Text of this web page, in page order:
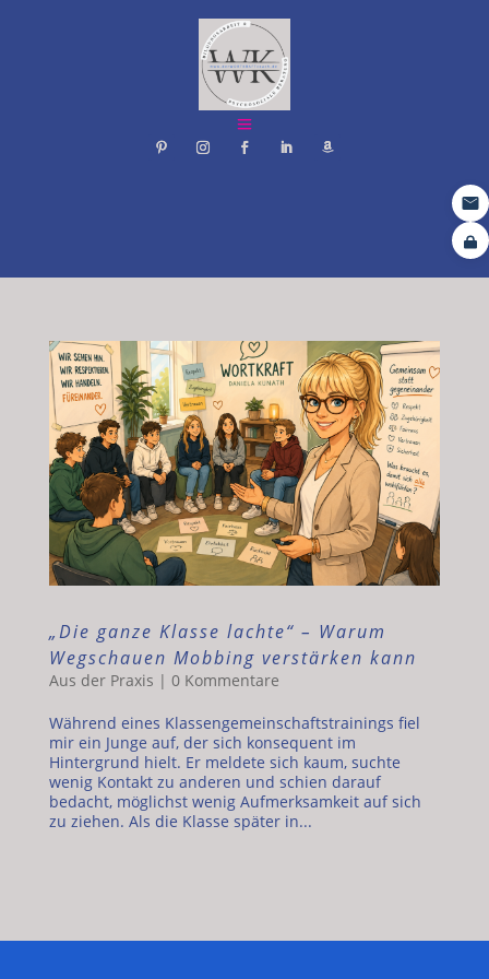
„Die ganze Klasse lachte“ – Warum
Wegschauen Mobbing verstärken kann
Aus der Praxis | 0 Kommentare
Während eines Klassengemeinschaftstrainings fiel
mir ein Junge auf, der sich konsequent im
Hintergrund hielt. Er meldete sich kaum, suchte
wenig Kontakt zu anderen und schien darauf
bedacht, möglichst wenig Aufmerksamkeit auf sich
zu ziehen. Als die Klasse später in...